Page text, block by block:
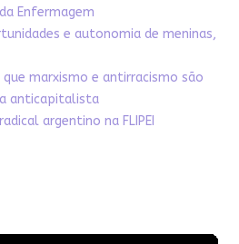
Enfermagem
e autonomia de meninas,
marxismo e antirracismo são
anticapitalista
argentino na FLIPEI